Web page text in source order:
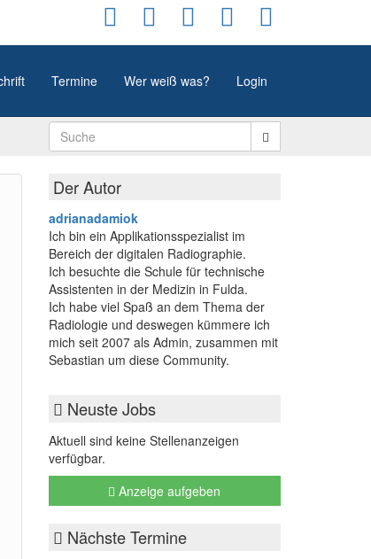
Termine Wer weiß was? Login
Der Autor
adrianadamiok
Ich bin ein Applikationsspezialist im
Bereich der digitalen Radiographie.
Ich besuchte die Schule für technische
Assistenten in der Medizin in Fulda.
Ich habe viel Spaß an dem Thema der
Radiologie und deswegen kümmere ich
mich seit 2007 als Admin, zusammen mit
Sebastian um diese Community.
Neuste Jobs
Aktuell sind keine Stellenanzeigen
verfügbar.
Anzeige aufgeben
Nächste Termine